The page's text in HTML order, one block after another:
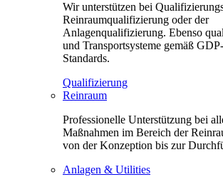
Wir unterstützen bei
Reinraumqualifizierung oder der
Anlagenqualifizierung. Ebenso
und Transportsysteme gemäß
Standards.
Qualifizierung
Reinraum
Professionelle Unterstützung bei
Maßnahmen im Bereich der
von der Konzeption bis zur
Anlagen & Utilities